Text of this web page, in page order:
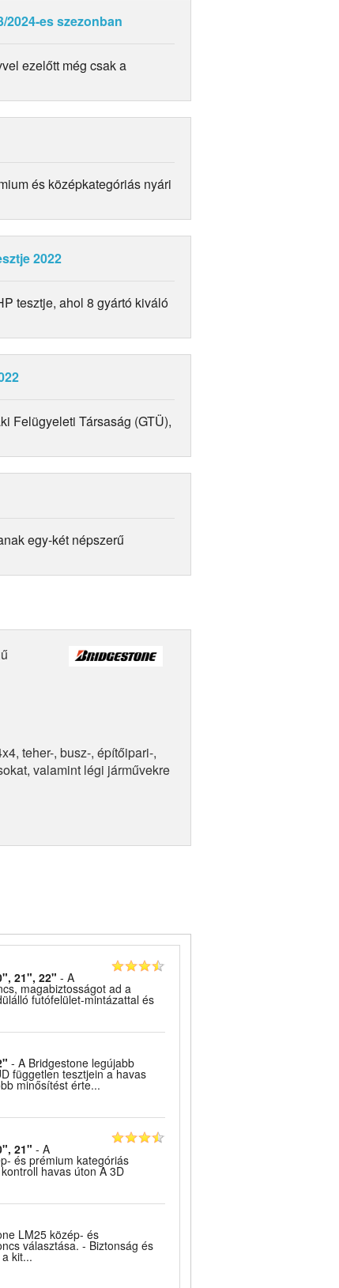
es szezonban
ezelőtt még csak a
és középkategóriás nyári
2022
tesztje, ahol 8 gyártó kiváló
Felügyeleti Társaság (GTÜ),
egy-két népszerű
teher-, busz-, építőipari-,
valamint légi járművekre
21", 22" - A
magabiztosságot ad a
futófelület-mintázattal és
- A Bridgestone legújabb
független tesztjein a havas
minősítést érte...
21" - A
és prémium kategóriás
havas úton A 3D
LM25 közép- és
választása. - Biztonság és
kit...